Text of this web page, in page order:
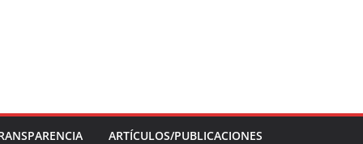
ARTÍCULOS/PUBLICACIONES